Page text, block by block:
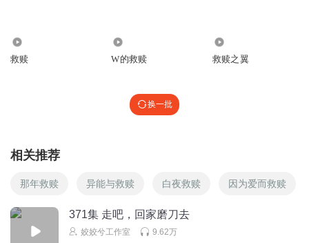
救赎 W的救赎 救赎之翼
换一批
相关推荐
那年救赎 异能与救赎 白夜救赎 因为爱而救赎
371集 走吧，回家磨刀去
姣姣兮工作室 9.62万